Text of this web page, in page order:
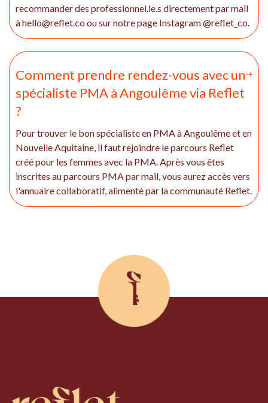
recommander des professionnel.le.s directement par mail
à hello@reflet.co ou sur notre page Instagram @reflet_co.
Comment prendre rendez-vous avec un
spécialiste PMA à Angoulême via Reflet
?
Pour trouver le bon spécialiste en PMA à Angoulême et en
Nouvelle Aquitaine, il faut rejoindre le parcours Reflet
créé pour les femmes avec la PMA. Après vous êtes
inscrites au parcours PMA par mail, vous aurez accès vers
l'annuaire collaboratif, alimenté par la communauté Reflet.